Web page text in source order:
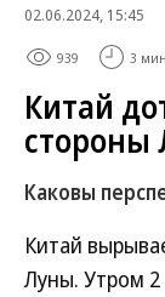
02.06.2024, 15:45
939 3 мин.
Китай
стороны
Каковы
Китай
Луны. Утром